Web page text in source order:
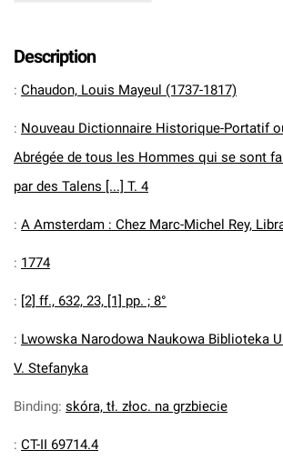
Description
: Chaudon, Louis Mayeul (1737-1817)
: Nouveau Dictionnaire Historique-Portatif
Abrégée de tous les Hommes qui se sont
par des Talens [...] T. 4
: A Amsterdam : Chez Marc-Michel Rey,
: 1774
: [2] ff., 632, 23, [1] pp. ; 8°
: Lwowska Narodowa Naukowa Biblioteka
V. Stefanyka
Binding: skóra, tł. złoc. na grzbiecie
: CT-II 69714.4